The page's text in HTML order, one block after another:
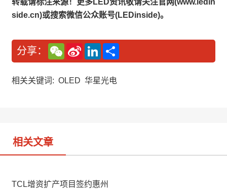
转载请标注来源！更多LED资讯敬请关注官网(www.ledin
side.cn)或搜索微信公众账号(LEDinside)。
分享：
W
e
C
a
S
n
W
L
n
e
相关关键词: OLED 华星光电
相关文章
TCL增资扩产项目签约惠州